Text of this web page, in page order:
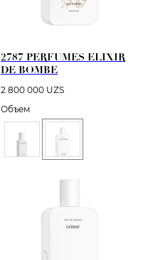
2787 PERFUMES ELIXIR
DE BOMBE
2 800 000 UZS
Объем